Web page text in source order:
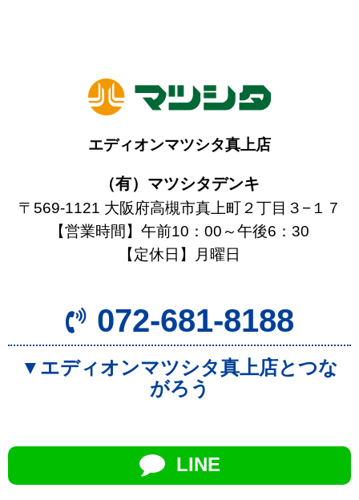
エディオンマツシタ真上店
（有）マツシタデンキ
〒569-1121 大阪府高槻市真上町２丁目３−１７
【営業時間】午前10：00～午後6：30
【定休日】月曜日
072-681-8188
▼エディオンマツシタ真上店とつな
がろう
LINE